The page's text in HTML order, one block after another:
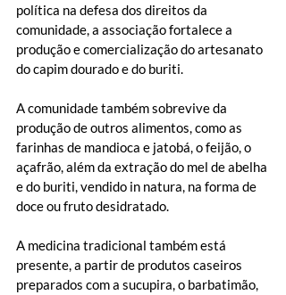
política na defesa dos direitos da
comunidade, a associação fortalece a
produção e comercialização do artesanato
do capim dourado e do buriti.
A comunidade também sobrevive da
produção de outros alimentos, como as
farinhas de mandioca e jatobá, o feijão, o
açafrão, além da extração do mel de abelha
e do buriti, vendido in natura, na forma de
doce ou fruto desidratado.
A medicina tradicional também está
presente, a partir de produtos caseiros
preparados com a sucupira, o barbatimão,